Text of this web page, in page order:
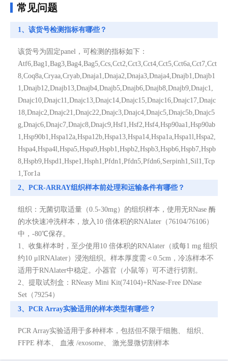
常见问题
1、该货号检测指标有哪些？
该货号为固定panel，可检测的指标如下：
Atf6,Bag1,Bag3,Bag4,Bag5,Ccs,Cct2,Cct3,Cct4,Cct5,Cct6a,Cct7,Cct
8,Coq8a,Cryaa,Cryab,Dnaja1,Dnaja2,Dnaja3,Dnaja4,Dnajb1,Dnajb1
1,Dnajb12,Dnajb13,Dnajb4,Dnajb5,Dnajb6,Dnajb8,Dnajb9,Dnajc1,
Dnajc10,Dnajc11,Dnajc13,Dnajc14,Dnajc15,Dnajc16,Dnajc17,Dnajc
18,Dnajc2,Dnajc21,Dnajc22,Dnajc3,Dnajc4,Dnajc5,Dnajc5b,Dnajc5
g,Dnajc6,Dnajc7,Dnajc8,Dnajc9,Hsf1,Hsf2,Hsf4,Hsp90aa1,Hsp90ab
1,Hsp90b1,Hspa12a,Hspa12b,Hspa13,Hspa14,Hspa1a,Hspa1l,Hspa2,
Hspa4,Hspa4l,Hspa5,Hspa9,Hspb1,Hspb2,Hspb3,Hspb6,Hspb7,Hspb
8,Hspb9,Hspd1,Hspe1,Hsph1,Pfdn1,Pfdn5,Pfdn6,Serpinh1,Sil1,Tcp
1,Tor1a
2、PCR-ARRAY组织样本前处理和运输条件有哪些？
组织：无菌切取适量（0.5-30mg）的组织样本，使用无RNase 酶
的水快速冲洗样本，放入10 倍体积的RNAlater（76104/76106）
中，-80℃保存。
1、收集样本时，至少使用10 倍体积的RNAlater（或每1 mg 组织
约10 μlRNAlater）浸泡组织。样本厚度需＜0.5cm，冷冻样本不
适用于RNAlater中稳定。小器官（小鼠等）可不进行切割。
2、提取试剂盒：RNeasy Mini Kit(74104)+RNase-Free DNase
Set（79254）
3、PCR Array实验适用的样本类型有哪些？
PCR Array实验适用于多种样本，包括但不限于细胞、 组织、
FFPE 样本、 血液 /exosome、 激光显微切割样本